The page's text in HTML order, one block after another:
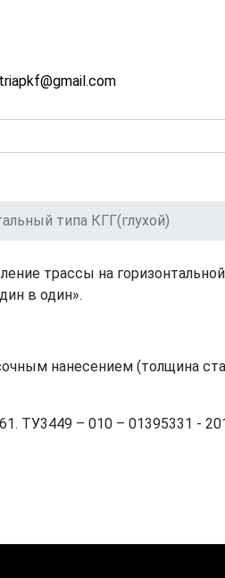
типа КГГ(глухой)
трассы на
в один».
нанесением (толщина
ТУ3449 – 010 – 01395331 -